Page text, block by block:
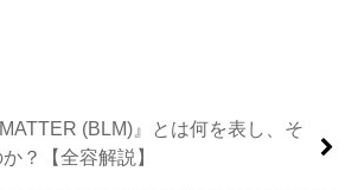
(BLM)』とは何を表し、そ
？【全容解説】